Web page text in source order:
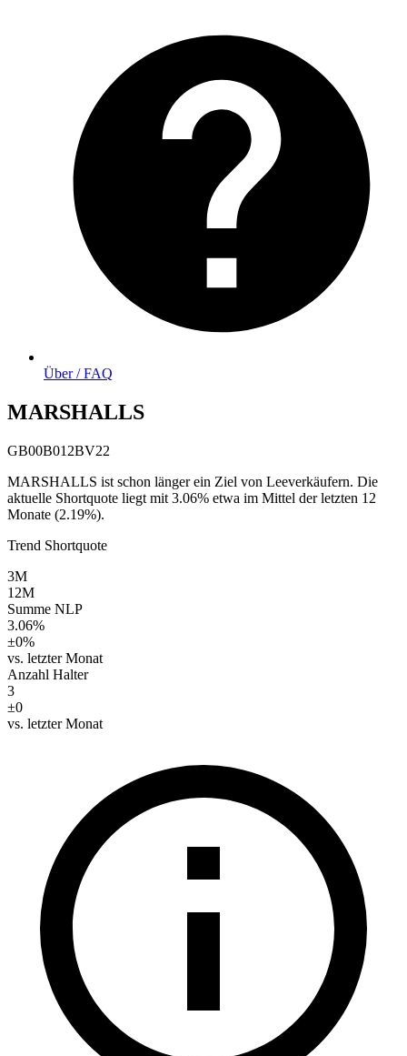
Über / FAQ
MARSHALLS
GB00B012BV22
MARSHALLS ist schon länger ein Ziel von Leeverkäufern. Die
aktuelle Shortquote liegt mit 3.06% etwa im Mittel der letzten 12
Monate (2.19%).
Trend Shortquote
3M
12M
Summe NLP
3.06%
±0%
vs. letzter Monat
Anzahl Halter
3
±0
vs. letzter Monat